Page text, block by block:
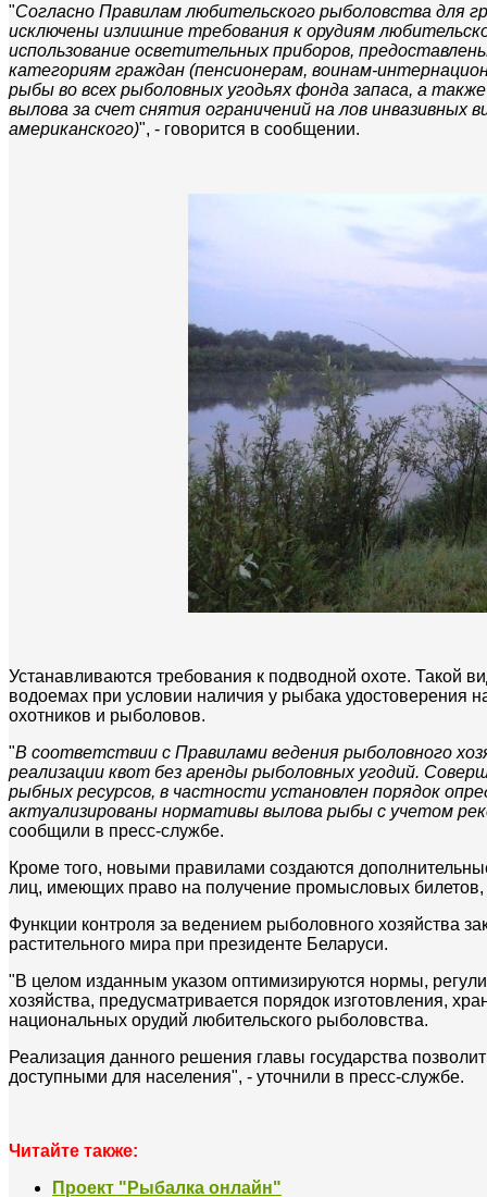
"Согласно Правилам любительского рыболовства для
исключены излишние требования к орудиям
использование осветительных приборов,
категориям граждан (пенсионерам, воинам-
рыбы во всех рыболовных угодьях фонда запаса, а
вылова за счет снятия ограничений на лов
американского)", - говорится в сообщении.
Устанавливаются требования к подводной охоте. Такой
водоемах при условии наличия у рыбака удостоверения
охотников и рыболовов.
"В соответствии с Правилами ведения рыболовного
реализации квот без аренды рыболовных угодий.
рыбных ресурсов, в частности установлен порядок
актуализированы нормативы вылова рыбы с учетом
сообщили в пресс-службе.
Кроме того, новыми правилами создаются
лиц, имеющих право на получение промысловых билетов,
Функции контроля за ведением рыболовного хозяйства
растительного мира при президенте Беларуси.
"В целом изданным указом оптимизируются нормы,
хозяйства, предусматривается порядок изготовления,
национальных орудий любительского рыболовства.
Реализация данного решения главы государства
доступными для населения", - уточнили в пресс-службе.
Читайте также:
Проект "Рыбалка онлайн"